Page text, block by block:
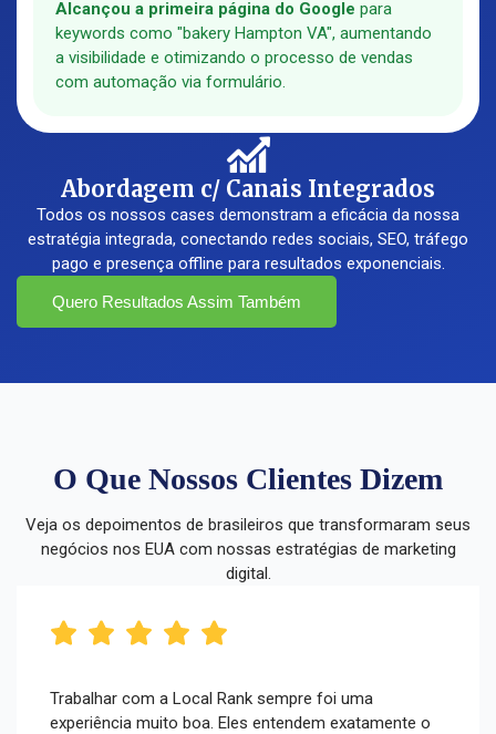
Alcançou a primeira página do Google para
keywords como "bakery Hampton VA", aumentando
a visibilidade e otimizando o processo de vendas
com automação via formulário.
Abordagem c/ Canais Integrados
Todos os nossos cases demonstram a eficácia da nossa
estratégia integrada, conectando redes sociais, SEO, tráfego
pago e presença offline para resultados exponenciais.
Quero Resultados Assim Também
O Que Nossos Clientes Dizem
Veja os depoimentos de brasileiros que transformaram seus
negócios nos EUA com nossas estratégias de marketing
digital.
Trabalhar com a Local Rank sempre foi uma
experiência muito boa. Eles entendem exatamente o